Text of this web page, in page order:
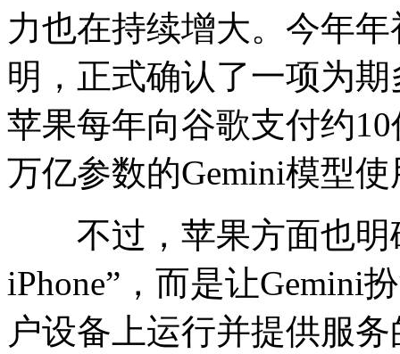
力也在持续增大。今年
明，正式确认了一项为
苹果每年向谷歌支付约
万亿参数的Gemini模型
不过，苹果方面也明
iPhone”，而是让Gemini
户设备上运行并提供服